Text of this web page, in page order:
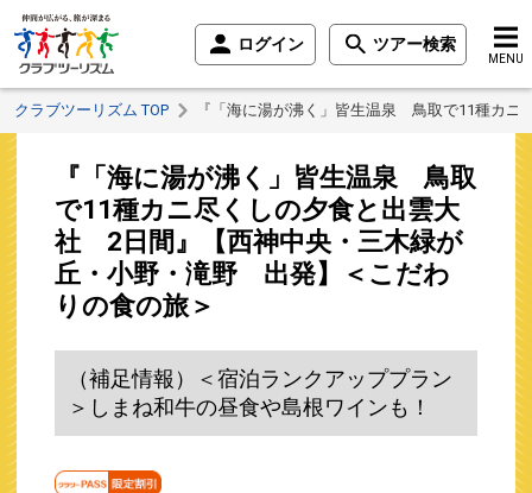
ログイン ツアー検索
MENU
クラブツーリズム TOP 『「海に湯が沸く」皆生温泉 鳥取で11種カ
『「海に湯が沸く」皆生温泉 鳥取
で11種カニ尽くしの夕食と出雲大
社 2日間』【西神中央・三木緑が
丘・小野・滝野 出発】＜こだわ
りの食の旅＞
（補足情報）＜宿泊ランクアッププラン
＞しまね和牛の昼食や島根ワインも！